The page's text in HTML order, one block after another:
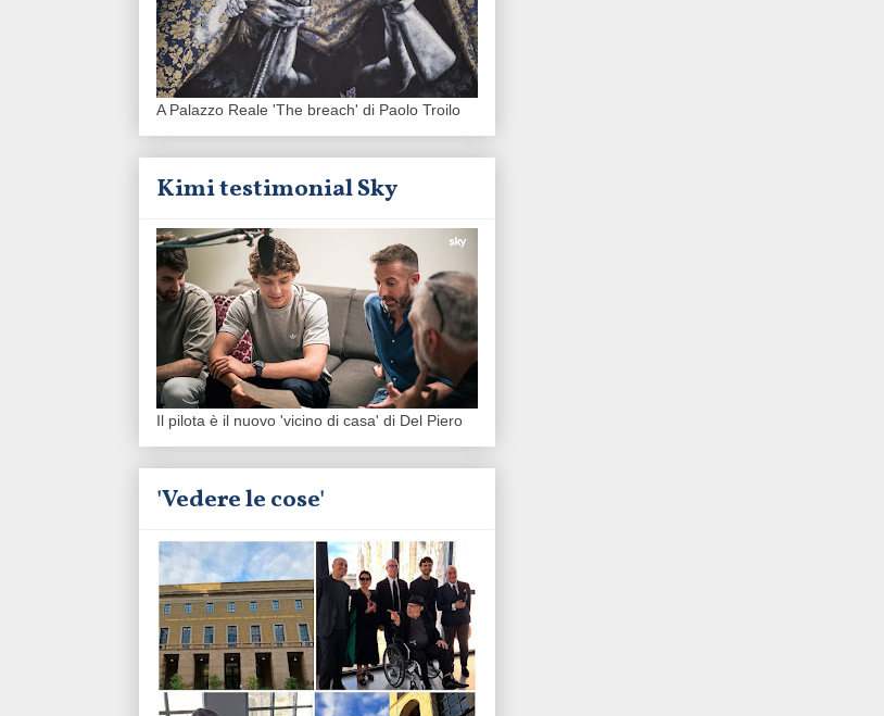
A Palazzo Reale 'The breach' di Paolo Troilo
Kimi testimonial Sky
Il pilota è il nuovo 'vicino di casa' di Del Piero
'Vedere le cose'